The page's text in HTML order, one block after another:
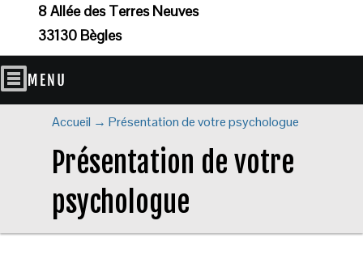
8 Allée des Terres Neuves
33130 Bègles
Accueil → Présentation de votre psychologue
Présentation de votre
psychologue